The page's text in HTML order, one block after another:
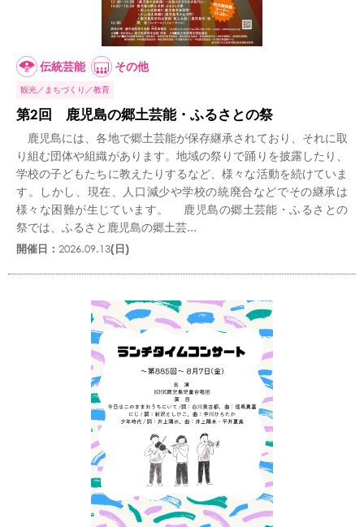
伝統芸能 その他
観光 まちづくり 教育
第2回 鹿児島の郷土芸能・ふるさとの祭
鹿児島には、各地で郷土芸能が保存継承されており、それに取
り組む団体や組織があります。地域の祭りで踊りを披露したり、
学校の子どもたちに教えたりするなど、様々な活動を続けていま
す。しかし、現在、人口減少や学校の統廃合などでその継承は
様々な困難が生じています。 鹿児島の郷土芸能・ふるさとの
祭では、ふるさと鹿児島の郷土芸...
開催日： 2026.09.13(日)